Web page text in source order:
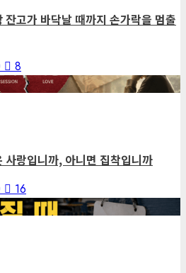
고가 바닥날 때까지 손가락을 멈출
8
랑입니까, 아니면 집착입니까
16